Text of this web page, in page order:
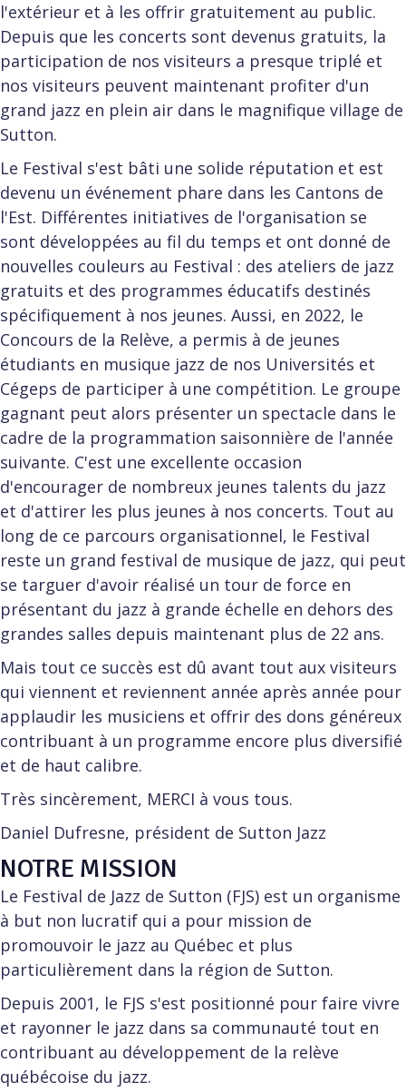
l'extérieur et à les offrir gratuitement au public.
Depuis que les concerts sont devenus gratuits, la
participation de nos visiteurs a presque triplé et
nos visiteurs peuvent maintenant profiter d'un
grand jazz en plein air dans le magnifique village de
Sutton.
Le Festival s'est bâti une solide réputation et est
devenu un événement phare dans les Cantons de
l'Est. Différentes initiatives de l'organisation se
sont développées au fil du temps et ont donné de
nouvelles couleurs au Festival : des ateliers de jazz
gratuits et des programmes éducatifs destinés
spécifiquement à nos jeunes. Aussi, en 2022, le
Concours de la Relève, a permis à de jeunes
étudiants en musique jazz de nos Universités et
Cégeps de participer à une compétition. Le groupe
gagnant peut alors présenter un spectacle dans le
cadre de la programmation saisonnière de l'année
suivante. C'est une excellente occasion
d'encourager de nombreux jeunes talents du jazz
et d'attirer les plus jeunes à nos concerts. Tout au
long de ce parcours organisationnel, le Festival
reste un grand festival de musique de jazz, qui peut
se targuer d'avoir réalisé un tour de force en
présentant du jazz à grande échelle en dehors des
grandes salles depuis maintenant plus de 22 ans.
Mais tout ce succès est dû avant tout aux visiteurs
qui viennent et reviennent année après année pour
applaudir les musiciens et offrir des dons généreux
contribuant à un programme encore plus diversifié
et de haut calibre.
Très sincèrement, MERCI à vous tous.
Daniel Dufresne, président de Sutton Jazz
NOTRE MISSION
Le Festival de Jazz de Sutton (FJS) est un organisme
à but non lucratif qui a pour mission de
promouvoir le jazz au Québec et plus
particulièrement dans la région de Sutton.
Depuis 2001, le FJS s'est positionné pour faire vivre
et rayonner le jazz dans sa communauté tout en
contribuant au développement de la relève
québécoise du jazz.